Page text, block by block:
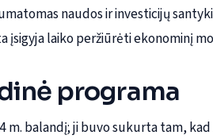
naudos ir investicijų
įsigyja laiko peržiūrėti ekonominį
programa
m. balandį; ji buvo sukurta tam,